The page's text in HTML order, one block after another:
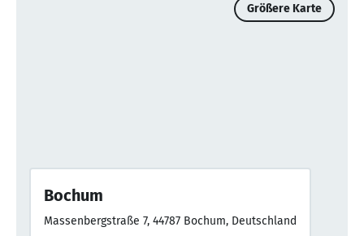
Größere Karte
Bochum
Massenbergstraße 7, 44787 Bochum, Deutschland